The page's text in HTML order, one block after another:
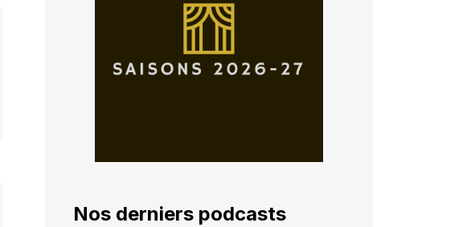
Nos derniers podcasts